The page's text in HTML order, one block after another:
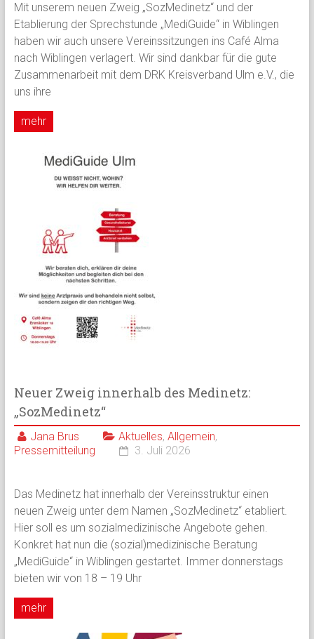
Mit unserem neuen Zweig „SozMedinetz“ und der
Etablierung der Sprechstunde „MediGuide“ in Wiblingen
haben wir auch unsere Vereinssitzungen ins Café Alma
nach Wiblingen verlagert. Wir sind dankbar für die gute
Zusammenarbeit mit dem DRK Kreisverband Ulm e.V., die
uns ihre
mehr
Neuer Zweig innerhalb des Medinetz:
„SozMedinetz“
Jana Brus Aktuelles, Allgemein,
Pressemitteilung
3. Juli 2026
Das Medinetz hat innerhalb der Vereinsstruktur einen
neuen Zweig unter dem Namen „SozMedinetz“ etabliert.
Hier soll es um sozialmedizinische Angebote gehen.
Konkret hat nun die (sozial)medizinische Beratung
„MediGuide“ in Wiblingen gestartet. Immer donnerstags
bieten wir von 18 – 19 Uhr
mehr